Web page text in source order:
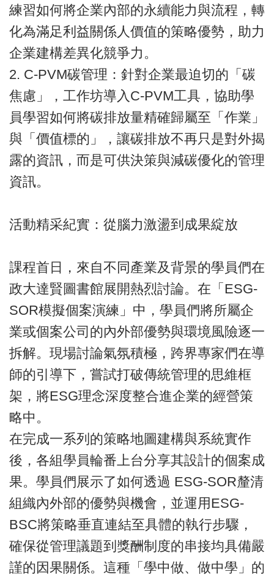
練習如何將企業內部的永續能力與流程，轉
化為滿足利益關係人價值的策略優勢，助力
企業建構差異化競爭力。
2. C-PVM碳管理：針對企業最迫切的「碳
焦慮」，工作坊導入C-PVM工具，協助學
員學習如何將碳排放量精確歸屬至「作業」
與「價值標的」，讓碳排放不再只是對外揭
露的資訊，而是可供決策與減碳優化的管理
資訊。
活動精采紀實：從腦力激盪到成果綻放
課程首日，來自不同產業及背景的學員們在
政大達賢圖書館展開熱烈討論。在「ESG-
SOR模擬個案演練」中，學員們將所屬企
業或個案公司的內外部優勢與環境風險逐一
拆解。現場討論氣氛積極，跨界專家們在導
師的引導下，嘗試打破傳統管理的思維框
架，將ESG理念深度整合進企業的經營策
略中。
在完成一系列的策略地圖建構與系統實作
後，各組學員輪番上台分享其設計的個案成
果。學員們展示了如何透過 ESG-SOR釐清
組織內外部的優勢與機會，並運用ESG-
BSC將策略垂直連結至具體的執行步驟，
確保從管理議題到獎酬制度的串接均具備嚴
謹的因果關係。這種「學中做、做中學」的